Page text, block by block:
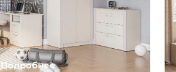
Подробнее